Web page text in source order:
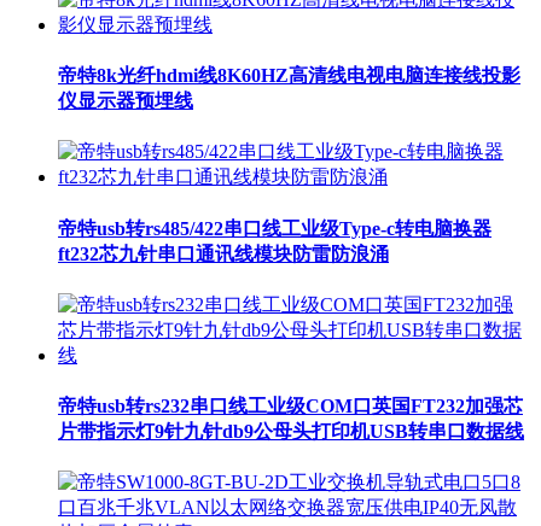
帝特8k光纤hdmi线8K60HZ高清线电视电脑连接线投影
仪显示器预埋线
帝特usb转rs485/422串口线工业级Type-c转电脑换器
ft232芯九针串口通讯线模块防雷防浪涌
帝特usb转rs232串口线工业级COM口英国FT232加强芯
片带指示灯9针九针db9公母头打印机USB转串口数据线